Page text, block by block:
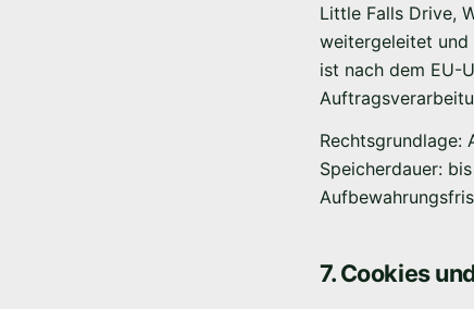
Little Falls Drive,
weitergeleitet und
ist nach dem EU-
Rechtsgrundlage:
Speicherdauer:
7. Cookies